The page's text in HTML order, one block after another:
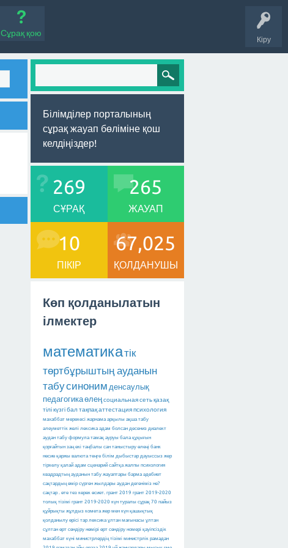
Кіру
Сұрақ қою
Білімділер порталының
сұрақ жауап бөліміне қош
келдіңіздер!
269
СҰРАҚ
265
ЖАУАП
10
ПІКІР
67,025
ҚОЛДАНУШЫ
Көп қолданылатын
ілмектер
математикатік
төртбұрыштың ауданын
табусиноним денсаулық
педагогикаөлеңсоциальная сетьқазақ
тілікүзгі балтақпақаттестацияпсихология
махаббат мерекесі жарнама арқылы ақша табу
әлеуметтік желі лексика адам болсан десениз диалект
аудан табу формула тамақ ауруы бала құқығын
қорғайтын заң екі таңбалы сан таныстыру өлеңі банк
несие қаржы валюта теңге білім дыбыстар дауыссыз жер
тіркелу қалай адам сценарий сайтқа жалпы психология
квадрадтың ауданын табу жауаптары барма әдебиет
сақтардың өмір сүрген жылдары аудан дегеніміз не?
сақтар
өте тез керек өсиет. грант 2019 грант 2019-2020
толық тізімі грант 2019-2020 күн туралы сұрақ 70 пайыз
құйрықты жұлдыз комета жер мен күн қашықтық
қолданылу өрісі тар лексика ұлтан мағынасы ұлтан
сұлтан өрт сөндіру нөмірі өрт сөндіру номері қауіпсіздік
махаббат күні министрлердің тізімі министрлік рамадан